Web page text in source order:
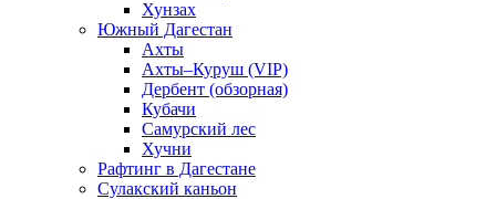
Хунзах
Южный Дагестан
Ахты
Ахты–Куруш (VIP)
Дербент (обзорная)
Кубачи
Самурский лес
Хучни
Рафтинг в Дагестане
Сулакский каньон